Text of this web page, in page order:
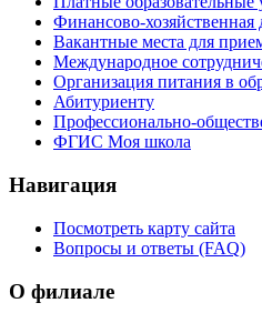
Финансово-хозяйственная
Вакантные места для
Международное
Организация питания в
Абитуриенту
Профессионально-
ФГИС Моя школа
Навигация
Посмотреть карту сайта
Вопросы и ответы (FAQ)
О филиале